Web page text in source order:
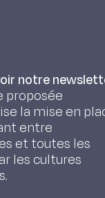
on
filled with
with a
aphid,
Miridae),
the sowing
the
are
insects.
notre
la mise en
entre
et toutes les
les cultures